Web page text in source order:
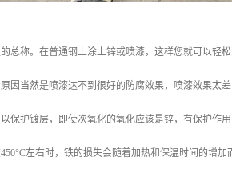
总称。在普通钢上涂上锌或喷漆，这样您就可以轻
因当然是喷漆达不到很好的防腐效果，喷漆效果太
保护镀层，即使次氧化的氧化应该是锌，有保护作
左右时，铁的损失会随着加热和保温时间的增